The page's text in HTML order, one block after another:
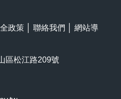
政策 聯絡我們
網站導
區松江路209號